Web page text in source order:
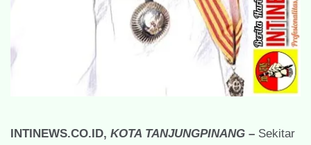
INTINEWS.CO.ID, KOTA TANJUNGPINANG – Sekitar